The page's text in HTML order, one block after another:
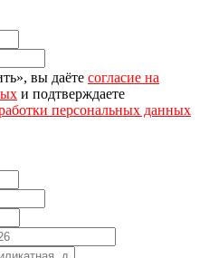
вы даёте согласие на
и подтверждаете
персональных данных